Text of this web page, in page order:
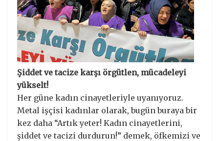
Şiddet ve tacize karşı örgütlen, mücadeleyi
yükselt!
Her güne kadın cinayetleriyle uyanıyoruz.
Metal işçisi kadınlar olarak, bugün buraya bir
kez daha “Artık yeter! Kadın cinayetlerini,
şiddet ve tacizi durdurun!” demek, öfkemizi ve